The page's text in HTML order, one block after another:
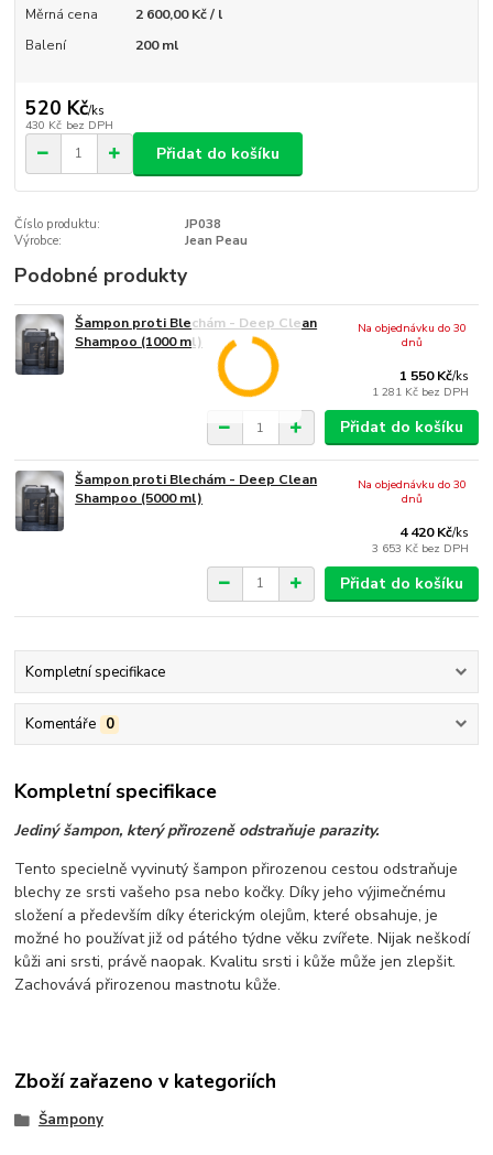
Měrná cena
2 600,00 Kč / l
Balení
200 ml
520 Kč/ks
430 Kč bez DPH
Přidat do košíku
Číslo produktu:
JP038
Výrobce:
Jean Peau
Podobné produkty
Šampon proti Blechám - Deep Clean
Shampoo (1000 ml)
1 550 Kč/ks
1 281 Kč bez DPH
Na objednávku do 30
dnů
Přidat do košíku
Šampon proti Blechám - Deep Clean
Shampoo (5000 ml)
4 420 Kč/ks
3 653 Kč bez DPH
Na objednávku do 30
dnů
Přidat do košíku
Kompletní specifikace
Komentáře 0
Kompletní specifikace
Jediný šampon, který přirozeně odstraňuje parazity.
Tento specielně vyvinutý šampon přirozenou cestou odstraňuje
blechy ze srsti vašeho psa nebo kočky. Díky jeho výjimečnému
složení a především díky éterickým olejům, které obsahuje, je
možné ho používat již od pátého týdne věku zvířete. Nijak neškodí
kůži ani srsti, právě naopak. Kvalitu srsti i kůže může jen zlepšit.
Zachovává přirozenou mastnotu kůže.
Zboží zařazeno v kategoriích
Šampony